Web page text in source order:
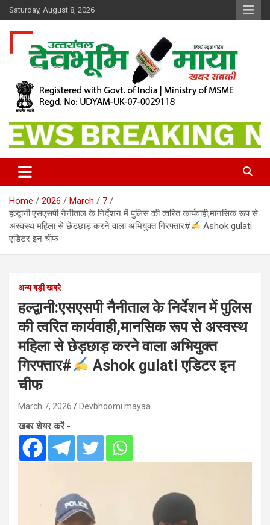
Skip
to
content
Saturday, August 8, 2026
Dev Bhoomi Maya
Home 2026 March
7
हल्द्वानी:एसएसपी नैनीताल के निर्देशन में पुलिस की त्वरित कार्यवाही,मानसिक रूप से
अस्वस्थ महिला से छेड़छाड़ करने वाला अभियुक्त गिरफ्तार#
Ashok gulati
एडिटर इन चीफ
अन्य बड़ी खबरे
हल्द्वानी:एसएसपी नैनीताल के निर्देशन में पुलिस
की त्वरित कार्यवाही,मानसिक रूप से अस्वस्थ
महिला से छेड़छाड़ करने वाला अभियुक्त
गिरफ्तार#
Ashok gulati एडिटर इन
चीफ
March 7, 2026 Devbhoomi mayaa
खबर शेयर करें -